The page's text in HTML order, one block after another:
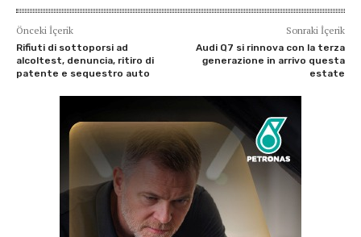
Önceki İçerik
Rifiuti di sottoporsi ad
alcoltest, denuncia, ritiro di
patente e sequestro auto
Sonraki İçerik
Audi Q7 si rinnova con la terza
generazione in arrivo questa
estate